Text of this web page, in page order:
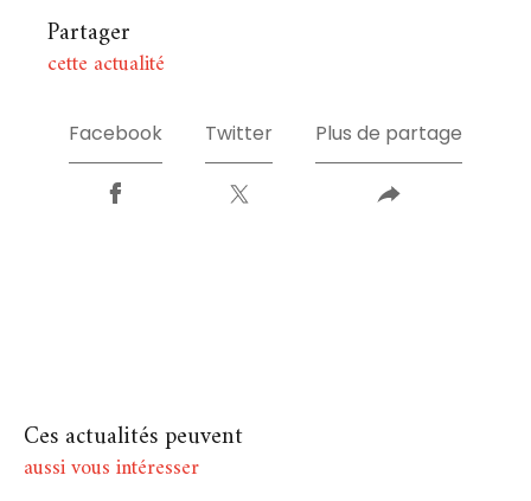
Partager
cette actualité
Facebook Twitter Plus de partage
Ces actualités peuvent
aussi vous intéresser